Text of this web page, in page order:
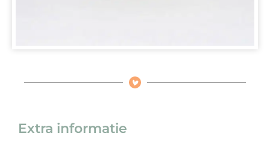
Extra informatie